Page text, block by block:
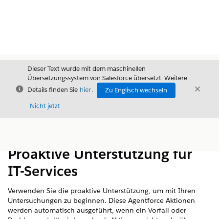
Schließen
Dieser Text wurde mit dem maschinellen
Übersetzungssystem von Salesforce übersetzt. Weitere
Details finden Sie hier.
Zu Englisch wechseln
Nicht jetzt
Proaktive Unterstützung für
IT-Services
Verwenden Sie die proaktive Unterstützung, um mit Ihren
Untersuchungen zu beginnen. Diese Agentforce Aktionen
werden automatisch ausgeführt, wenn ein Vorfall oder